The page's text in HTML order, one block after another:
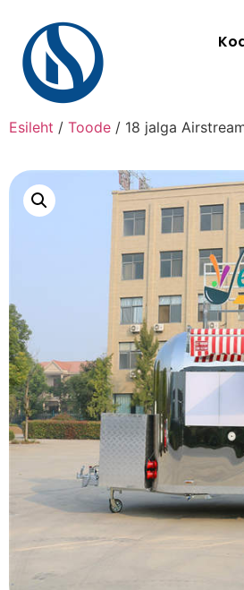
Esileht / Toode / 18 jalga